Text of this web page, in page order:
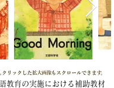
教育の実施における補助教材